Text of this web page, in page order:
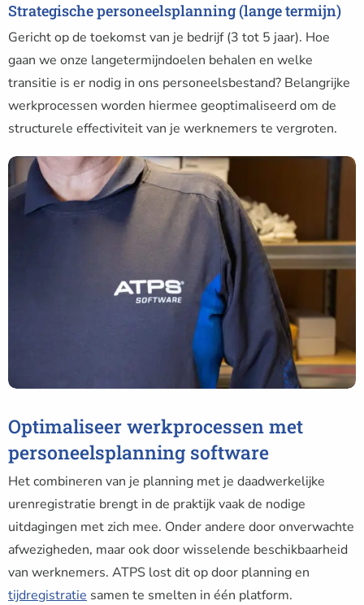
Strategische personeelsplanning (lange termijn)
Gericht op de toekomst van je bedrijf (3 tot 5 jaar). Hoe
gaan we onze langetermijndoelen behalen en welke
transitie is er nodig in ons personeelsbestand? Belangrijke
werkprocessen worden hiermee geoptimaliseerd om de
structurele effectiviteit van je werknemers te vergroten.
Optimaliseer werkprocessen met
personeelsplanning software
Het combineren van je planning met je daadwerkelijke
urenregistratie brengt in de praktijk vaak de nodige
uitdagingen met zich mee. Onder andere door onverwachte
afwezigheden, maar ook door wisselende beschikbaarheid
van werknemers. ATPS lost dit op door planning en
tijdregistratie samen te smelten in één platform.